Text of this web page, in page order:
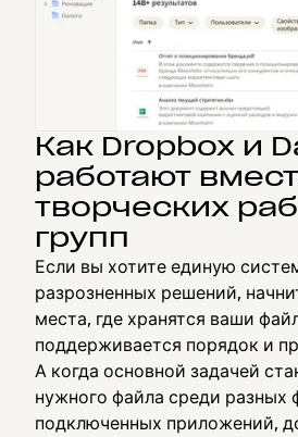
Как Dropbox и
работают
творческих
групп
Если вы хотите единую
разрозненных решений,
места, где хранятся ваши
поддерживается порядок и
А когда основной задачей
нужного файла среди разных
подключенных приложений,